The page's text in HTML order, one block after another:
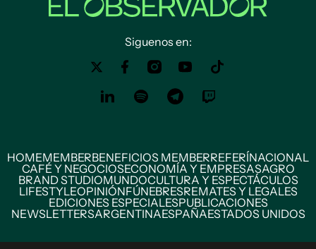
Siguenos en:
HOMEMEMBERBENEFICIOS MEMBERREFERÍNACIONAL
CAFÉ Y NEGOCIOSECONOMÍA Y EMPRESASAGRO
BRAND STUDIOMUNDOCULTURA Y ESPECTÁCULOS
LIFESTYLEOPINIÓNFÚNEBRESREMATES Y LEGALES
EDICIONES ESPECIALESPUBLICACIONES
NEWSLETTERSARGENTINAESPAÑAESTADOS UNIDOS